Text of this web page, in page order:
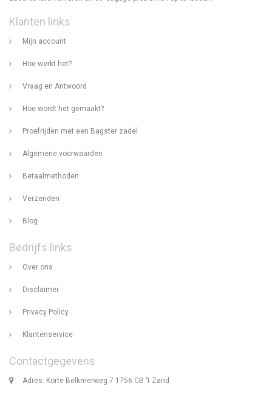
Klanten links
Mijn account
Hoe werkt het?
Vraag en Antwoord
Hoe wordt het gemaakt?
Proefrijden met een Bagster zadel
Algemene voorwaarden
Betaalmethoden
Verzenden
Blog
Bedrijfs links
Over ons
Disclaimer
Privacy Policy
Klantenservice
Contactgegevens
Adres: Korte Belkmerweg 7 1756 CB 't Zand